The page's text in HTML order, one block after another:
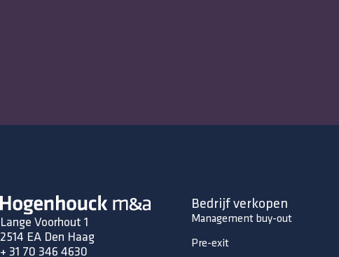
Lange Voorhout 1
2514 EA Den Haag
+ 31 70 346 4630
Bedrijf verkopen
Management buy-out
Pre-exit